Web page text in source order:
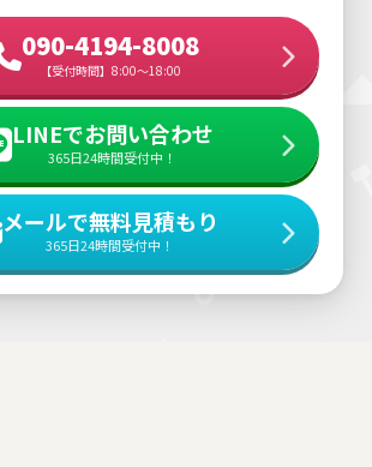
090-4194-8008
【受付時間】8:00～18:00
LINEでお問い合わせ
365日24時間受付中！
メールで無料見積もり
365日24時間受付中！